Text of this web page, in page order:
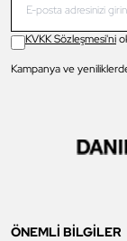
KVKK Sözleşmesi'ni
Kampanya ve
ÖNEMLİ BİLGİLER